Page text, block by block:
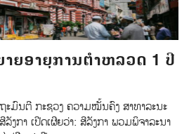
າຍອາຍຸການຕຳຫລວດ 1 ປີ
ະມົນຕີ ກະຊວງ ຄວາມໝັ້ນຄົງ ສາທາລະນະ
ງກາ ເປີດເຜີຍວ່າ: ສີລັງກາ ພວມພິຈາລະນາ